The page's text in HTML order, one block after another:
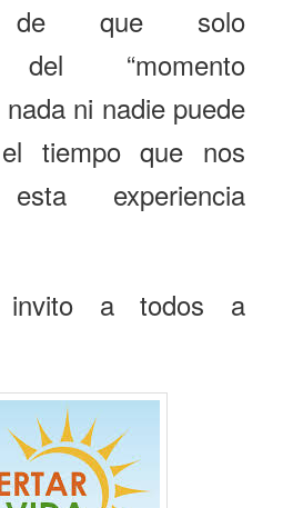
de que solo
del “momento
ni nadie puede
tiempo que nos
experiencia
a todos a